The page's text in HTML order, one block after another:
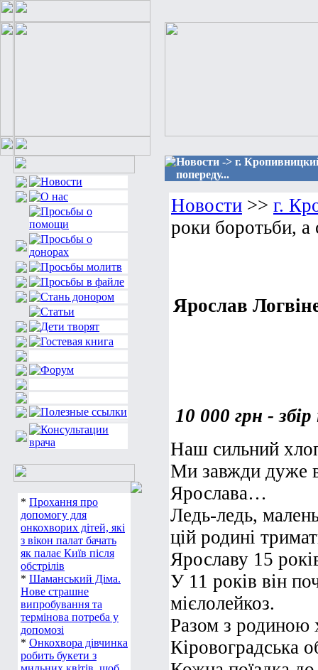
*Прохання про
допомогу для
онкохворих дітей, які
з вікон палат бачать
як палає Київ після
обстрілів
*Шаманський Діма.
Нове страшне
випробування та
термінова потреба у
допомозі
*Онкохвора дівчинка
робить букети з
Новости -> г.
попереду...
Новости >> г.
роки боротьби, а
Ярослав
10 000 грн -
Наш сильний
Ми завжди дуже
Ярослава…
Ледь-ледь,
цій родині
Ярославу 15
У 11 років він
мієлолейкоз.
Разом з родиною
Кіровоградська